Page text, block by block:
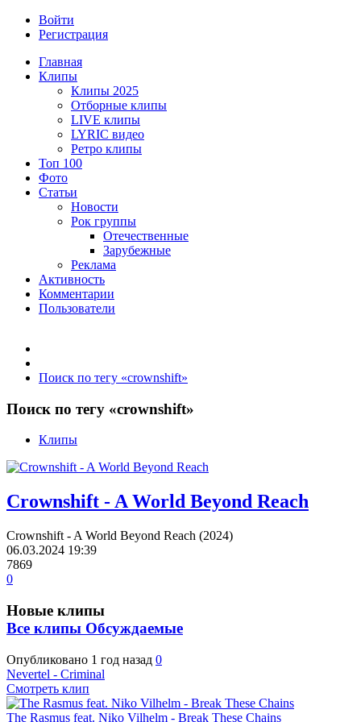
Войти
Регистрация
Главная
Клипы
Клипы 2025
Отборные клипы
LIVE клипы
LYRIC видео
Ретро клипы
Топ 100
Фото
Статьи
Новости
Рок группы
Отечественные
Зарубежные
Реклама
Активность
Комментарии
Пользователи
Поиск по тегу «crownshift»
Поиск по тегу «crownshift»
Клипы
Crownshift - A World Beyond Reach
Crownshift - A World Beyond Reach (2024)
06.03.2024 19:39
7869
0
Новые клипы
Все клипы Обсуждаемые
Опубликовано 1 год назад 0
Nevertel - Criminal
Смотреть клип
The Rasmus feat. Niko Vilhelm - Break These Chains